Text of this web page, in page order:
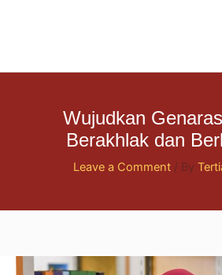
Wujudkan
Berakhlak dan
Leave a Comment / By